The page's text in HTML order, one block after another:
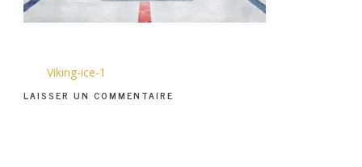
Viking-ice-1
LAISSER UN COMMENTAIRE